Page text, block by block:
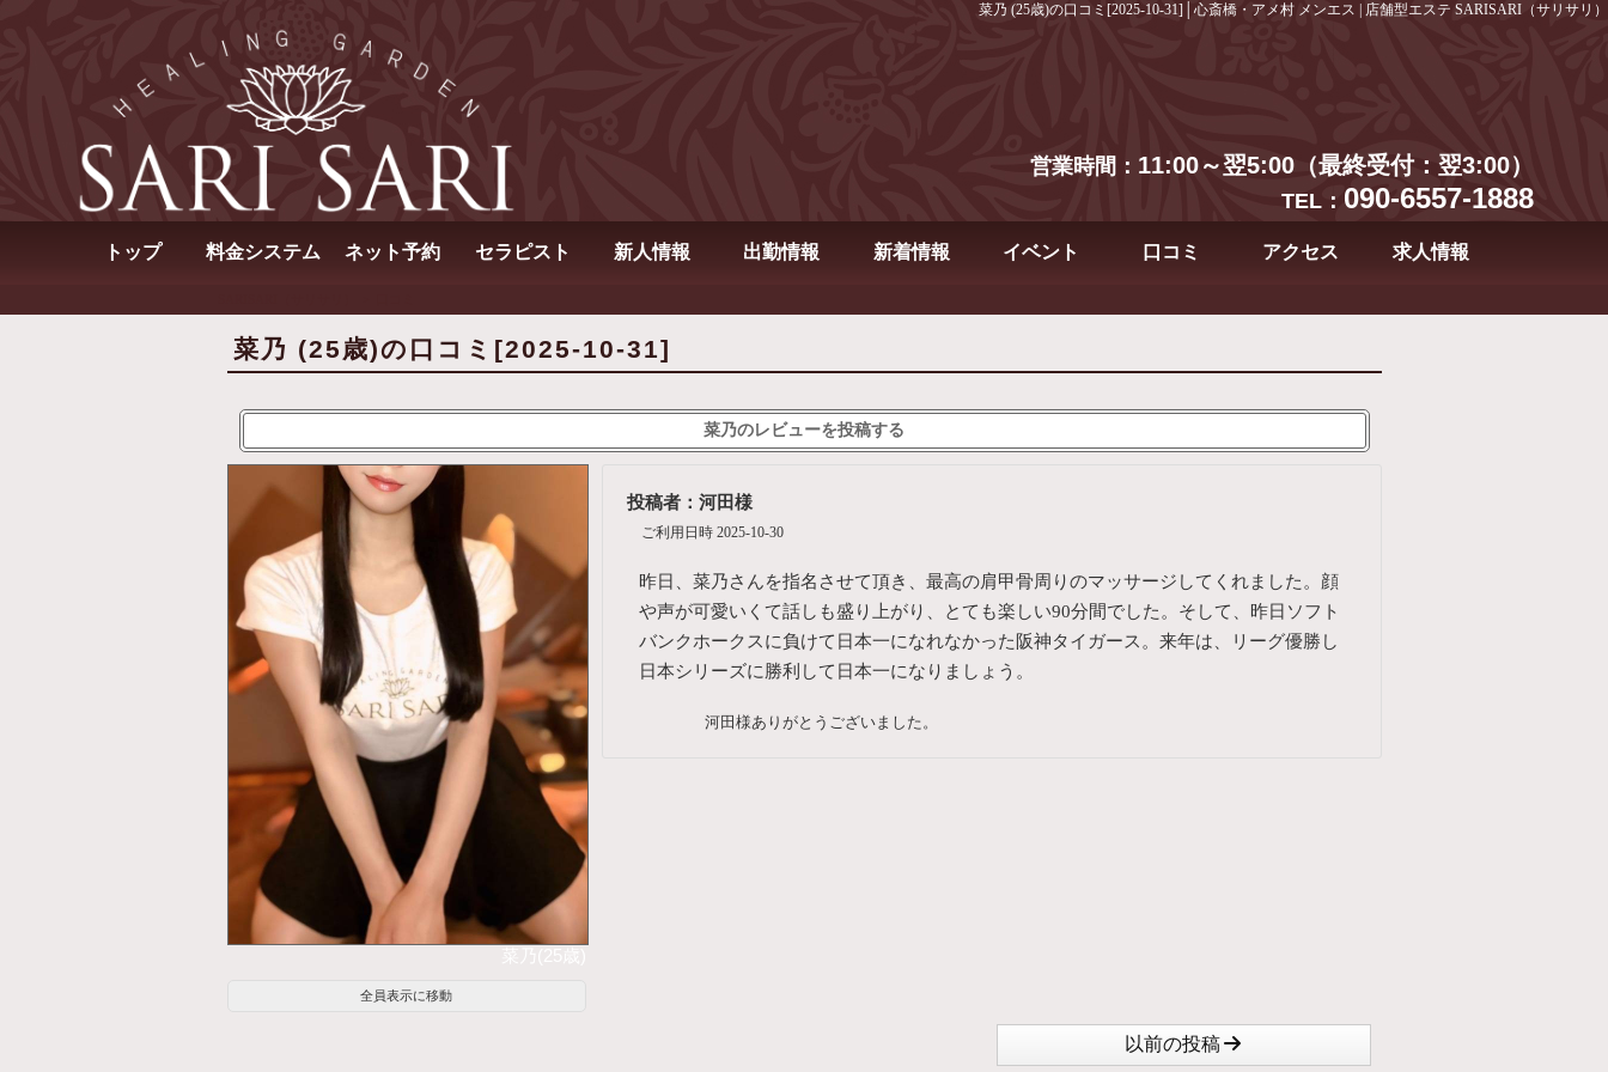
菜乃 (25歳)の口コミ[2025-10-31]│心斎橋・アメ村 メンエス | 店舗型エステ SARISARI（サリサリ）
営業時間： 11:00～翌5:00（最終受付：翌3:00）
TEL： 090-6557-1888
トップ 料金システム ネット予約 セラピスト 新人情報 出勤情報 新着情報 イベント 口コミ アクセス 求人情報
菜乃 (25歳)の口コミ[2025-10-31]
菜乃のレビューを投稿する
全員表示に移動
投稿者：河田様
ご利用日時 2025-10-30
昨日、菜乃さんを指名させて頂き、最高の肩甲骨周りのマッサージしてくれました。顔
や声が可愛いくて話しも盛り上がり、とても楽しい90分間でした。そして、昨日ソフト
バンクホークスに負けて日本一になれなかった阪神タイガース。来年は、リーグ優勝し
日本シリーズに勝利して日本一になりましょう。
河田様ありがとうございました。
以前の投稿